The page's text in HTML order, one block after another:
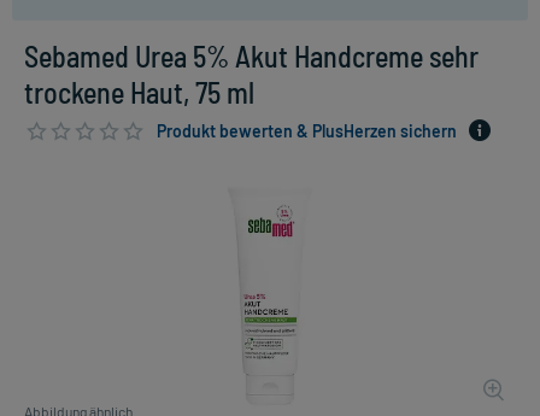
Sebamed Urea 5% Akut Handcreme sehr
trockene Haut, 75 ml
Produkt bewerten & PlusHerzen sichern
Abbildung ähnlich